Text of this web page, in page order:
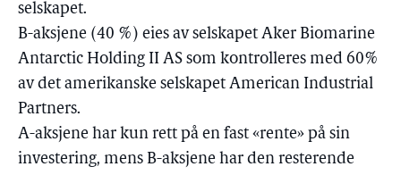
selskapet.
B-aksjene (40 %) eies av selskapet Aker Biomarine
Antarctic Holding II AS som kontrolleres med 60%
av det amerikanske selskapet American Industrial
Partners.
A-aksjene har kun rett på en fast «rente» på sin
investering, mens B-aksjene har den resterende